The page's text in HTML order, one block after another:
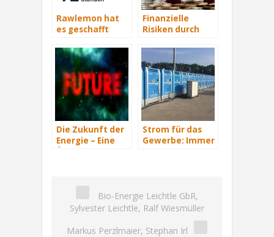
Rawlemon hat
es geschafft
Finanzielle
Risiken durch
Anlagen
absichern: die
Photovoltaikversicherung
Die Zukunft der
Energie – Eine
Strom für das
Gewerbe: Immer
Bio-Energie Leichtle GbR,
Sylvester Leichtle, Ralf Wiesmüller
Markus Perzlmaier, Stephan Irl